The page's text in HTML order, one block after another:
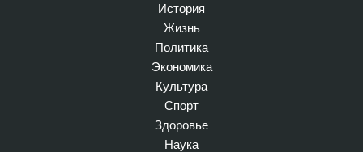
История
Жизнь
Политика
Экономика
Культура
Спорт
Здоровье
Наука